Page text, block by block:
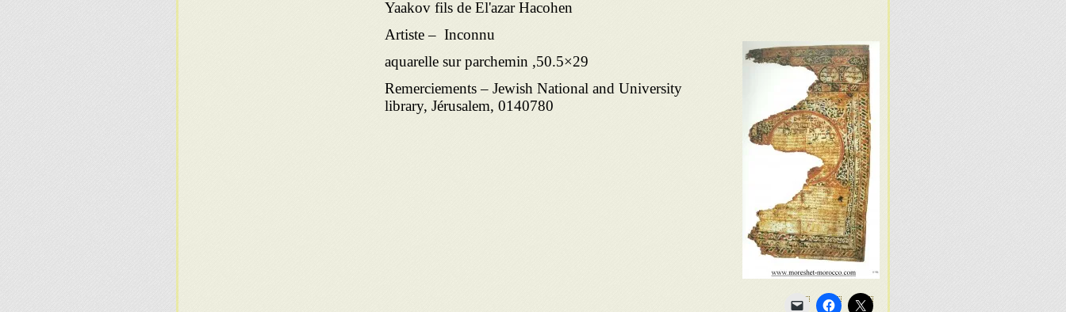
Yaakov fils de El'azar Hacohen
Artiste – Inconnu
29×50.5, aquarelle sur parchemin
Remerciements – Jewish National and University
library, Jérusalem, 0140780